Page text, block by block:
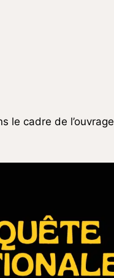
le cadre de l’ouvrage